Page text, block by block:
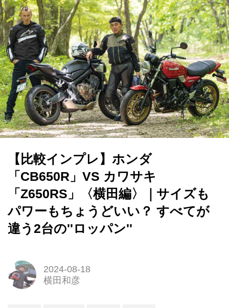
【比較インプレ】ホンダ
「CB650R」VS カワサキ
「Z650RS」〈横田編〉｜サイズも
パワーもちょうどいい？ すべてが
違う2台の''ロッパン''
2024-08-18
横田和彦